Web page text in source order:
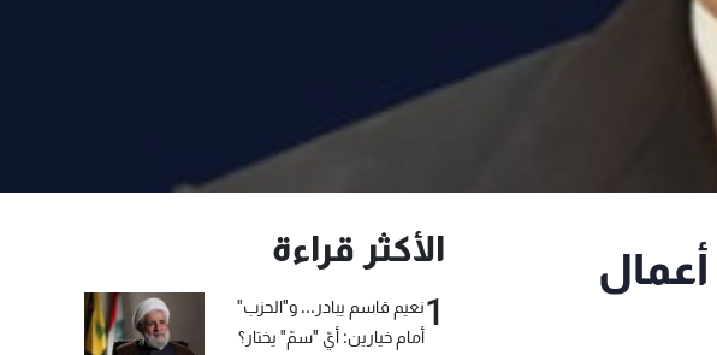
الأكثر قراءة
1نعيم قاسم يبادر... و"الحزب"
أمام خيارين: أيّ "سمّ" يختار؟